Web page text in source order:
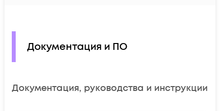
Документация и ПО
Документация, руководства и инструкции